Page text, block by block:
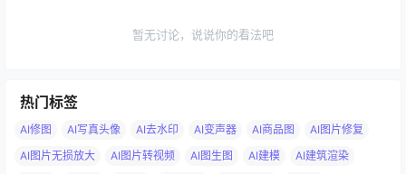
暂无讨论，说说你的看法吧
热门标签
AI修图 AI写真头像 AI去水印 AI变声器 AI商品图
AI图片修复
AI图片无损放大
AI图片转视频 AI图生图 AI建模
AI建筑渲染